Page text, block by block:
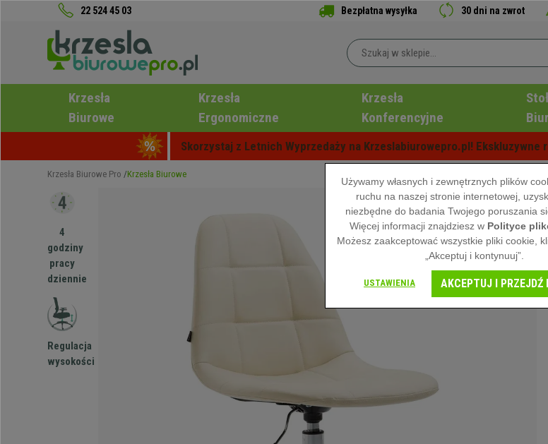
22 524 45 03 Bezpłatna wysyłka 30 dni na zwrot
Krzesła
Biurowe
Krzesła
Ergonomiczne
Krzesła
Konferencyjne
Skorzystaj z Letnich Wyprzedaży na Krzeslabiurowepro.pl!
Krzesła Biurowe Pro Krzesła Biurowe
4
godziny
pracy
dziennie
Regulacja
wysokości
Używamy własnych i zewnętrznych plików
ruchu na naszej stronie internetowej,
niezbędne do badania Twojego poruszania
Więcej informacji znajdziesz w Polityce
Możesz zaakceptować wszystkie pliki cookie,
„Akceptuj i kontynuuj”.
USTAWIENIA AKCEPTUJ I PRZEJDŹ